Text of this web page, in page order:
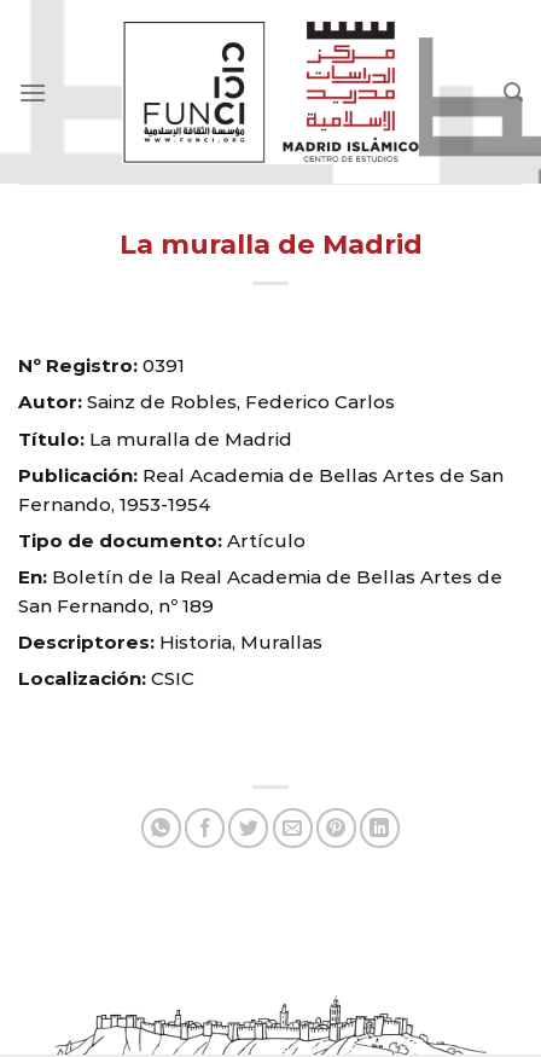
La muralla de Madrid
Nº Registro: 0391
Autor: Sainz de Robles, Federico Carlos
Título: La muralla de Madrid
Publicación: Real Academia de Bellas Artes de San
Fernando, 1953-1954
Tipo de documento: Artículo
En: Boletín de la Real Academia de Bellas Artes de
San Fernando, nº 189
Descriptores: Historia, Murallas
Localización: CSIC